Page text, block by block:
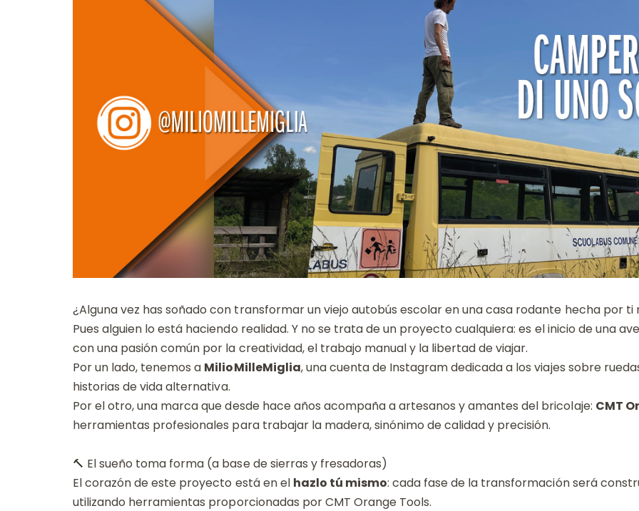
SIERRAS CIRCULARES
CMT CONTRACTOR
TOOLS® - ITK PLUS®
ITK XTREME SAW
BLADES
HOJAS DE SIERRAS
CABEZALES
PORTACUCHILLAS Y
CUCHILLAS
¿Alguna vez has soñado con transformar un viejo autobús escolar en una casa rodante hecha por ti
Pues alguien lo está haciendo realidad. Y no se trata de un proyecto cualquiera: es el inicio de una
con una pasión común por la creatividad, el trabajo manual y la libertad de viajar.
Por un lado, tenemos a MilioMilleMiglia, una cuenta de Instagram dedicada a los viajes sobre
historias de vida alternativa.
Por el otro, una marca que desde hace años acompaña a artesanos y amantes del bricolaje: CMT
herramientas profesionales para trabajar la madera, sinónimo de calidad y precisión.
🔨 El sueño toma forma (a base de sierras y fresadoras)
El corazón de este proyecto está en el hazlo tú mismo: cada fase de la transformación será
utilizando herramientas proporcionadas por CMT Orange Tools.